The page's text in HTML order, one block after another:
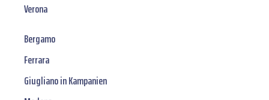
Verona
Bergamo
Ferrara
Giugliano in Kampanien